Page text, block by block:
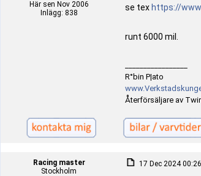
Här sen Nov 2006
Inlägg: 838
se tex https://
runt 6000 mil.
R°bin P|ato
Återförsäljare av
Racing master
Stockholm
17 Dec 2024 00:26